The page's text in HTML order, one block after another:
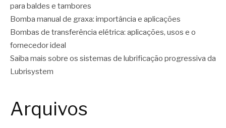
para baldes e tambores
Bomba manual de graxa: importância e aplicações
Bombas de transferência elétrica: aplicações, usos e o
fornecedor ideal
Saiba mais sobre os sistemas de lubrificação progressiva da
Lubrisystem
Arquivos